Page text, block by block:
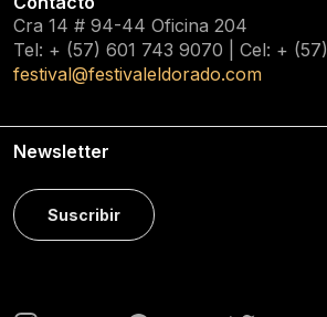
Cra 14 # 94-44 Oficina 204
Tel: + (57) 601 743 9070 | Cel: + (57)
festival@festivaleldorado.com
Newsletter
Suscribir